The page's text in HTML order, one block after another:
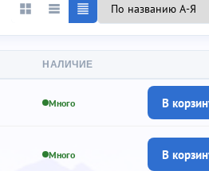
НАЛИЧИЕ
Много В
Много В